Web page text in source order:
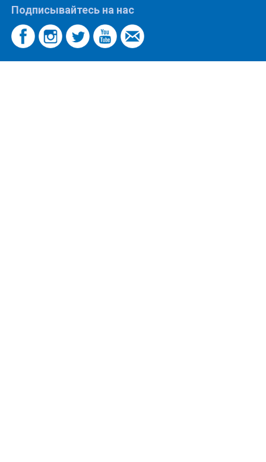
Подписывайтесь на нас